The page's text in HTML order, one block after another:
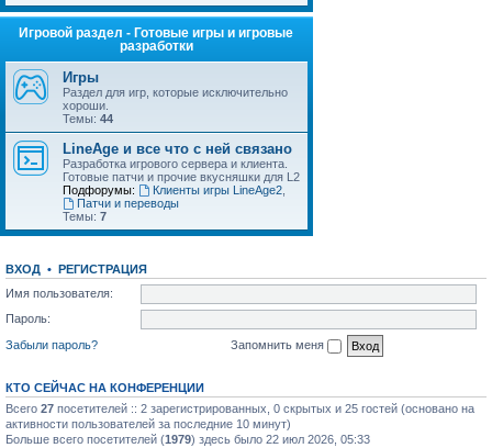
Игровой раздел - Готовые игры и игровые
разработки
Игры
Раздел для игр, которые исключительно
хороши.
Темы: 44
LineAge и все что с ней связано
Разработка игрового сервера и клиента.
Готовые патчи и прочие вкусняшки для L2
Подфорумы:
Клиенты игры LineAge2,
Патчи и переводы
Темы: 7
ВХОД • РЕГИСТРАЦИЯ
Имя пользователя:
Пароль:
Забыли пароль?
Запомнить меня
КТО СЕЙЧАС НА КОНФЕРЕНЦИИ
Всего 27 посетителей :: 2 зарегистрированных, 0 скрытых и 25 гостей (основано на
активности пользователей за последние 10 минут)
Больше всего посетителей (1979) здесь было 22 июл 2026, 05:33